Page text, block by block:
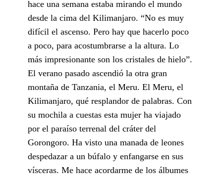
hace una semana estaba mirando el mundo
desde la cima del Kilimanjaro. “No es muy
difícil el ascenso. Pero hay que hacerlo poco
a poco, para acostumbrarse a la altura. Lo
más impresionante son los cristales de hielo”.
El verano pasado ascendió la otra gran
montaña de Tanzania, el Meru. El Meru, el
Kilimanjaro, qué resplandor de palabras. Con
su mochila a cuestas esta mujer ha viajado
por el paraíso terrenal del cráter del
Gorongoro. Ha visto una manada de leones
despedazar a un búfalo y enfangarse en sus
vísceras. Me hace acordarme de los álbumes